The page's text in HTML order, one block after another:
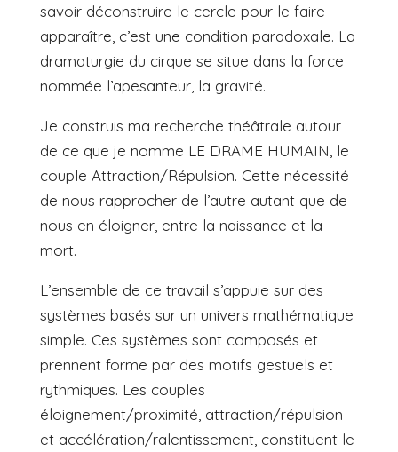
savoir déconstruire le cercle pour le faire
apparaître, c’est une condition paradoxale. La
dramaturgie du cirque se situe dans la force
nommée l’apesanteur, la gravité.
Je construis ma recherche théâtrale autour
de ce que je nomme LE DRAME HUMAIN, le
couple Attraction/Répulsion. Cette nécessité
de nous rapprocher de l’autre autant que de
nous en éloigner, entre la naissance et la
mort.
L’ensemble de ce travail s’appuie sur des
systèmes basés sur un univers mathématique
simple. Ces systèmes sont composés et
prennent forme par des motifs gestuels et
rythmiques. Les couples
éloignement/proximité, attraction/répulsion
et accélération/ralentissement, constituent le